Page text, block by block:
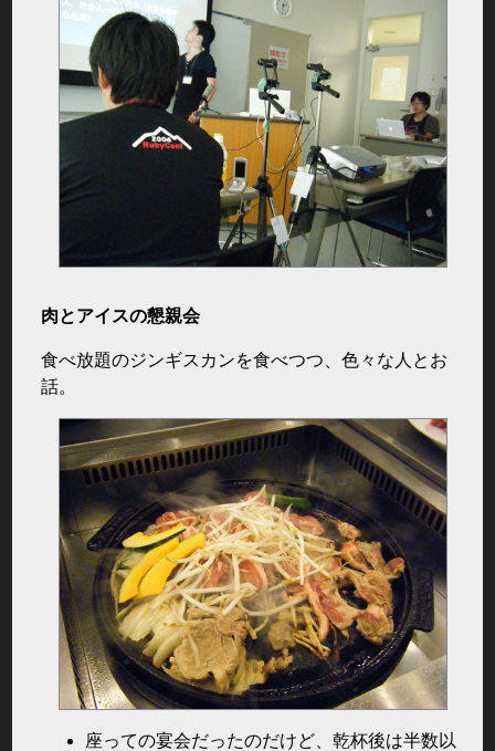
肉とアイスの懇親会
食べ放題のジンギスカンを食べつつ、色々な人とお
話。
座っての宴会だったのだけど、乾杯後は半数以